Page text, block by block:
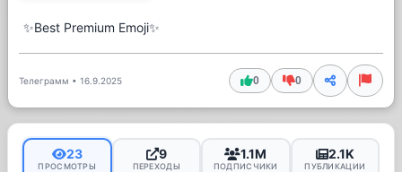
✨Best Premium Emoji✨
Телеграмм • 16.9.2025 0 0
23
ПРОСМОТРЫ
9
ПЕРЕХОДЫ
1.1M
ПОДПИСЧИКИ
2.1K
ПУБЛИКАЦИИ